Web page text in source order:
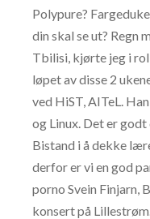
Polypure?
din skal se ut? Regn
Tbilisi, kjørte jeg i
løpet av disse 2
ved HiST, AITeL.
og Linux. Det er
Bistand i å dekke
derfor er vi en god
porno Svein Finjarn,
konsert på